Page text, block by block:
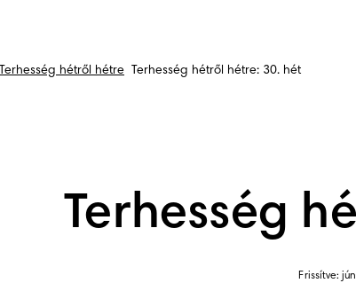
Terhesség hétről hétre Terhesség hétről hétre: 30. hét
Terhesség
Frissítve: